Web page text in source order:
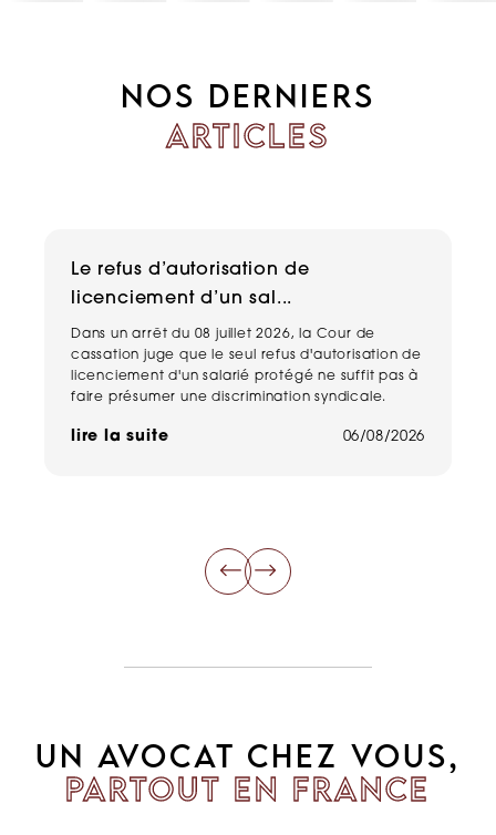
NOS DERNIERS
ARTICLES
Le refus d’autorisation de
licenciement d’un sal...
Dans un arrêt du 08 juillet 2026, la Cour de
cassation juge que le seul refus d'autorisation de
licenciement d'un salarié protégé ne suffit pas à
faire présumer une discrimination syndicale.
lire la suite 06/08/2026
UN AVOCAT CHEZ VOUS,
PARTOUT EN FRANCE